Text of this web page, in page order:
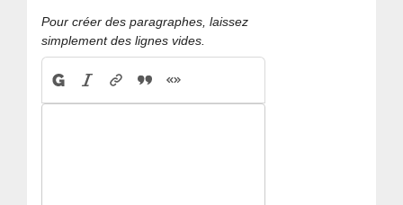
Pour créer des paragraphes, laissez
simplement des lignes vides.